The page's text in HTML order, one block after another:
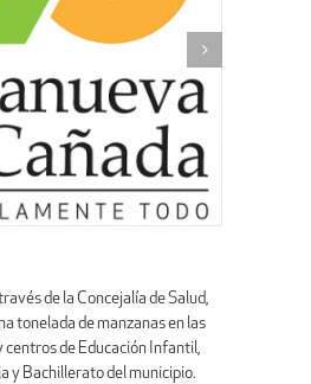
de la Concejalía de Salud,
tonelada de manzanas en las
centros de Educación Infantil,
y Bachillerato del municipio.